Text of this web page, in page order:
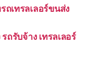
เทรลเลอร์ขนส่ง
ถรับจ้าง เทรลเลอร์